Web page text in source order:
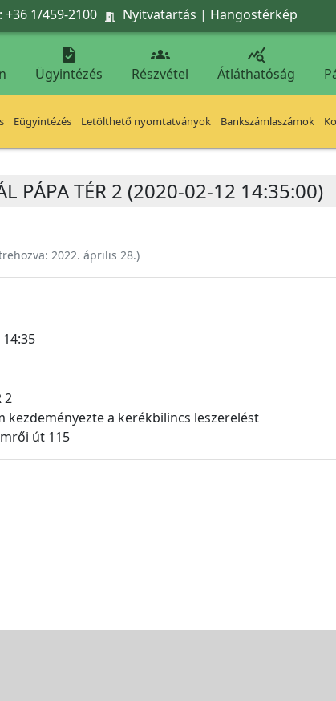
+36 1/459-2100  Nyitvatartás | Hangostérkép

Ügyintézés

Részvétel

Átláthatóság
Eügyintézés Letölthető nyomtatványok Bankszámlaszámok
PÁPA TÉR 2 (2020-02-12 14:35:00)
2022. április 28.)
2
kezdeményezte a kerékbilincs leszerelést
út 115